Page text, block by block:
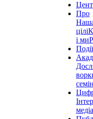
Про
Наша
цілі
і ми
Події